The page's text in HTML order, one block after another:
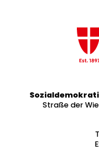
Straße der
E: